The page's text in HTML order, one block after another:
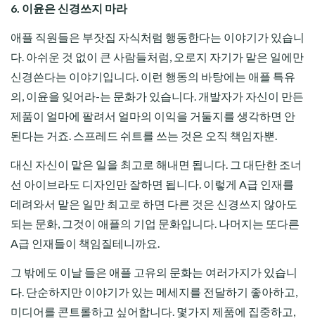
6. 이윤은 신경쓰지 마라
애플 직원들은 부잣집 자식처럼 행동한다는 이야기가 있습니
다. 아쉬운 것 없이 큰 사람들처럼, 오로지 자기가 맡은 일에만
신경쓴다는 이야기입니다. 이런 행동의 바탕에는 애플 특유
의, 이윤을 잊어라-는 문화가 있습니다. 개발자가 자신이 만든
제품이 얼마에 팔려서 얼마의 이익을 거둘지를 생각하면 안
된다는 거죠. 스프레드 쉬트를 쓰는 것은 오직 책임자뿐.
대신 자신이 맡은 일을 최고로 해내면 됩니다. 그 대단한 조너
선 아이브라도 디자인만 잘하면 됩니다. 이렇게 A급 인재를
데려와서 맡은 일만 최고로 하면 다른 것은 신경쓰지 않아도
되는 문화, 그것이 애플의 기업 문화입니다. 나머지는 또다른
A급 인재들이 책임질테니까요.
그 밖에도 이날 들은 애플 고유의 문화는 여러가지가 있습니
다. 단순하지만 이야기가 있는 메세지를 전달하기 좋아하고,
미디어를 콘트롤하고 싶어합니다. 몇가지 제품에 집중하고,